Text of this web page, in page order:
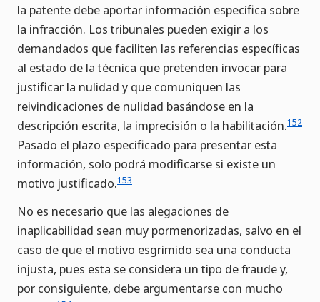
la patente debe aportar información específica sobre
la infracción. Los tribunales pueden exigir a los
demandados que faciliten las referencias específicas
al estado de la técnica que pretenden invocar para
justificar la nulidad y que comuniquen las
reivindicaciones de nulidad basándose en la
descripción escrita, la imprecisión o la habilitación.152
Pasado el plazo especificado para presentar esta
información, solo podrá modificarse si existe un
motivo justificado.153
No es necesario que las alegaciones de
inaplicabilidad sean muy pormenorizadas, salvo en el
caso de que el motivo esgrimido sea una conducta
injusta, pues esta se considera un tipo de fraude y,
por consiguiente, debe argumentarse con mucho